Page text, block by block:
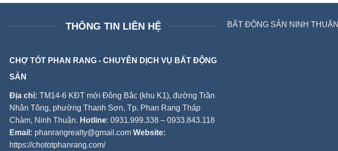
THÔNG TIN LIÊN HỆ
CHỢ TỐT PHAN RANG - CHUYÊN DỊCH VỤ BẤT ĐỘNG
SẢN
Địa chỉ: TM14-6 KĐT mới Đông Bắc (khu K1), đường Trần
Nhân Tông, phường Thanh Sơn, Tp. Phan Rang Tháp
Chàm, Ninh Thuận. Hotline: 0931.999.338 – 0933.843.118
Email: phanrangrealty@gmail.com Website:
https://chototphanrang.com/
BẤT ĐỘNG SẢN NINH THUẬN